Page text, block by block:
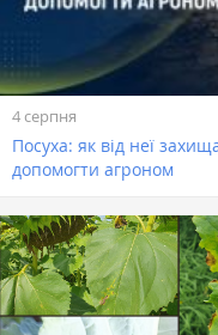
4 серпня
Посуха: як від неї
допомогти агроном